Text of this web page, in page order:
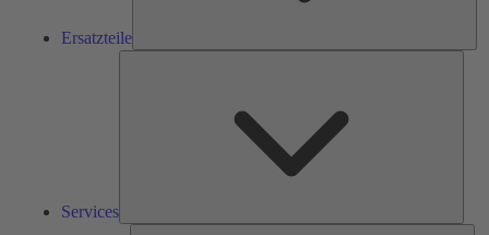
Ersatzteile
Services